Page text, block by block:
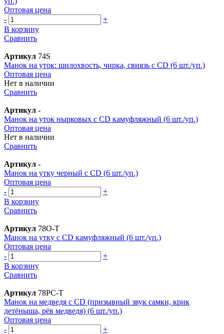
Оптовая цена
-
+
В корзину
Сравнить
Артикул 74S
Манок на уток: шилохвость, чирка, свиязь с CD (6 шт./уп.)
Оптовая цена
Нет в наличии
Сравнить
Артикул -
Манок на уток нырковых с CD камуфляжный (6 шт./уп.)
Оптовая цена
Нет в наличии
Сравнить
Артикул -
Манок на утку черный с CD (6 шт./уп.)
Оптовая цена
-
+
В корзину
Сравнить
Артикул 78O-T
Манок на утку с CD камуфляжный (6 шт./уп.)
Оптовая цена
-
+
В корзину
Сравнить
Артикул 78PC-T
Манок на медведя с CD (призывный звук самки, крик
детёныша, рёв медведя) (6 шт./уп.)
Оптовая цена
-
+